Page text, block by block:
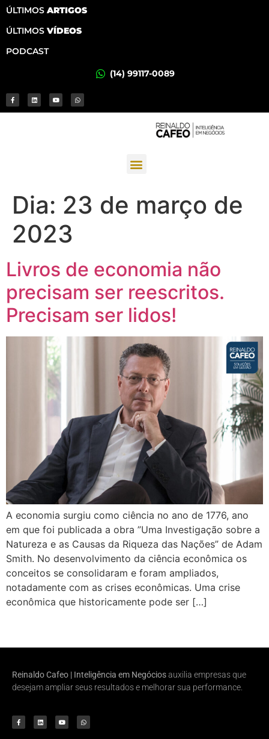
ÚLTIMOS ARTIGOS
ÚLTIMOS VÍDEOS
PODCAST
(14) 99117-0089
Dia: 23 de março de
2023
Livros de economia não
precisam ser reescritos.
Precisam ser lidos!
A economia surgiu como ciência no ano de 1776, ano
em que foi publicada a obra ”Uma Investigação sobre a
Natureza e as Causas da Riqueza das Nações” de Adam
Smith. No desenvolvimento da ciência econômica os
conceitos se consolidaram e foram ampliados,
notadamente com as crises econômicas. Uma crise
econômica que historicamente pode ser […]
Reinaldo Cafeo | Inteligência em Negóciosauxilia empresas que
desejam ampliar seus resultados e melhorar sua performance.